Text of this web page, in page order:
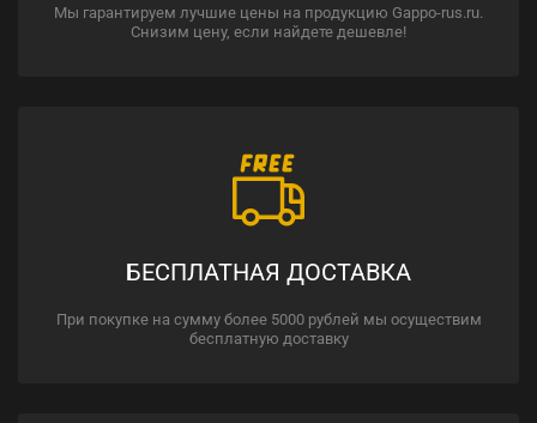
Мы гарантируем лучшие цены на продукцию Gappo-rus.ru.
Снизим цену, если найдете дешевле!
БЕСПЛАТНАЯ ДОСТАВКА
При покупке на сумму более 5000 рублей мы осуществим
бесплатную доставку